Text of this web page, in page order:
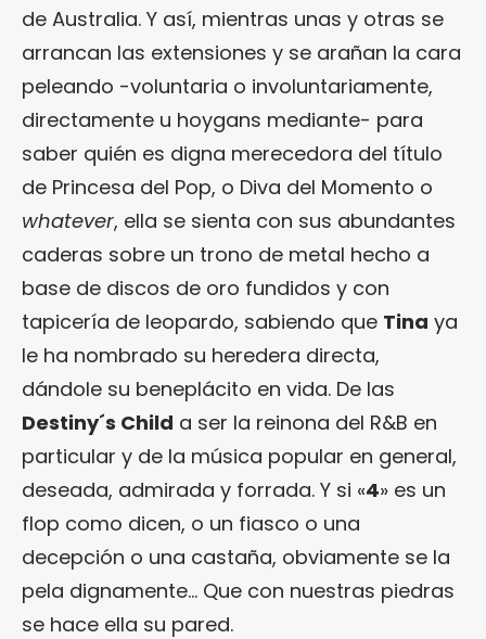
de Australia. Y así, mientras unas y otras se
arrancan las extensiones y se arañan la cara
peleando -voluntaria o involuntariamente,
directamente u hoygans mediante- para
saber quién es digna merecedora del título
de Princesa del Pop, o Diva del Momento o
whatever, ella se sienta con sus abundantes
caderas sobre un trono de metal hecho a
base de discos de oro fundidos y con
tapicería de leopardo, sabiendo que Tina ya
le ha nombrado su heredera directa,
dándole su beneplácito en vida. De las
Destiny´s Child a ser la reinona del R&B en
particular y de la música popular en general,
deseada, admirada y forrada. Y si «4» es un
flop como dicen, o un fiasco o una
decepción o una castaña, obviamente se la
pela dignamente… Que con nuestras piedras
se hace ella su pared.